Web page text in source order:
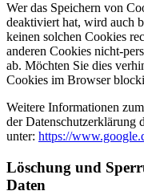
Wer das Speichern von
deaktiviert hat, wird auch
keinen solchen Cookies
anderen Cookies nicht-
ab. Möchten Sie dies
Cookies im Browser
Weitere Informationen
der Datenschutzerklärung
unter: https://
Löschung und
Daten